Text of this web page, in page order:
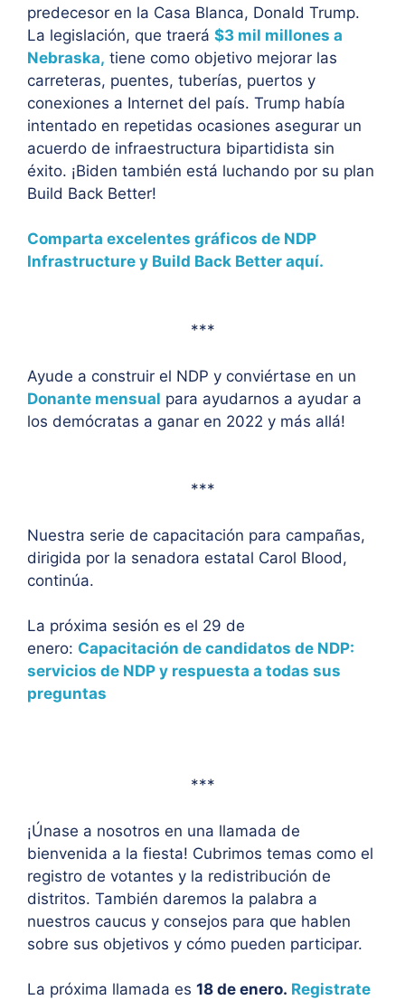
predecesor en la Casa Blanca, Donald Trump.
La legislación, que traerá $3 mil millones a
Nebraska, tiene como objetivo mejorar las
carreteras, puentes, tuberías, puertos y
conexiones a Internet del país. Trump había
intentado en repetidas ocasiones asegurar un
acuerdo de infraestructura bipartidista sin
éxito. ¡Biden también está luchando por su plan
Build Back Better!
Comparta excelentes gráficos de NDP
Infrastructure y Build Back Better aquí.
***
Ayude a construir el NDP y conviértase en un
Donante mensual para ayudarnos a ayudar a
los demócratas a ganar en 2022 y más allá!
***
Nuestra serie de capacitación para campañas,
dirigida por la senadora estatal Carol Blood,
continúa.
La próxima sesión es el 29 de
enero: Capacitación de candidatos de NDP:
servicios de NDP y respuesta a todas sus
preguntas
***
¡Únase a nosotros en una llamada de
bienvenida a la fiesta! Cubrimos temas como el
registro de votantes y la redistribución de
distritos. También daremos la palabra a
nuestros caucus y consejos para que hablen
sobre sus objetivos y cómo pueden participar.
La próxima llamada es 18 de enero. Registrate